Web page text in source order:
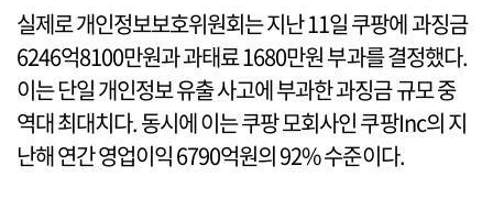
실제로 개인정보보호위원회는 지난 11일 쿠팡에 과징금
6246억8100만원과 과태료 1680만원 부과를 결정했다.
이는 단일 개인정보 유출 사고에 부과한 과징금 규모 중
역대 최대치다. 동시에 이는 쿠팡 모회사인 쿠팡Inc의 지
난해 연간 영업이익 6790억원의 92% 수준이다.